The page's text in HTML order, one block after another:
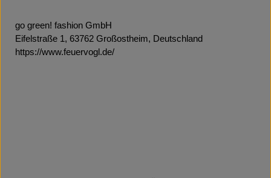
go green! fashion GmbH
Eifelstraße 1, 63762 Großostheim, Deutschland
https://www.feuervogl.de/